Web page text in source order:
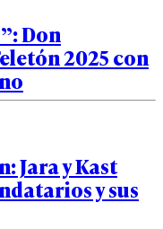
Don
2025 con
Jara y Kast
y sus